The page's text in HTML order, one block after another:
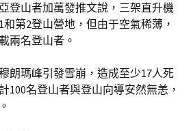
登山者加萬發推文說，三架直升機
第2登山營地，但由于空氣稀薄，
兩名登山者。
朗瑪峰引發雪崩，造成至少17人死
100名登山者與登山向導安然無恙，